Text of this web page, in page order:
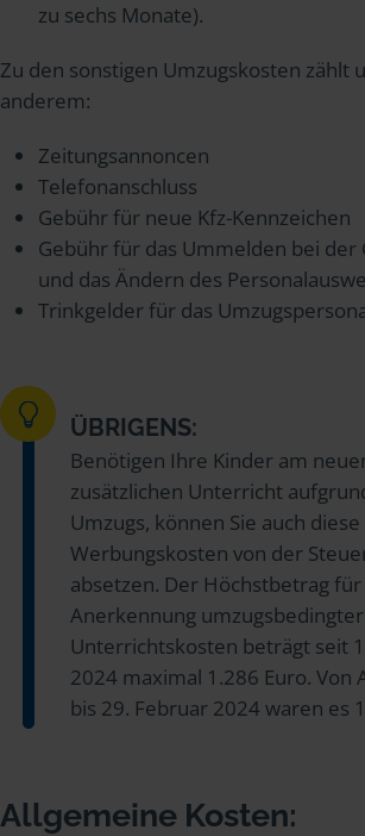
zu sechs Monate).
Zu den sonstigen Umzugskosten zählt
anderem:
Zeitungsannoncen
Telefonanschluss
Gebühr für neue Kfz-Kennzeichen
Gebühr für das Ummelden bei der
und das Ändern des
Trinkgelder für das
ÜBRIGENS:
Benötigen Ihre Kinder am
zusätzlichen Unterricht
Umzugs, können Sie auch
Werbungskosten von der
absetzen. Der Höchstbetrag
Anerkennung umzugsbedingter
Unterrichtskosten beträgt seit
2024 maximal 1.286 Euro. Von
bis 29. Februar 2024 waren es
Allgemeine Kosten: